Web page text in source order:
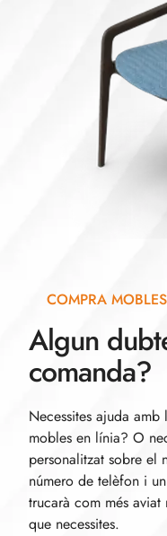
COMPRA
Algun
comanda?
Necessites ajuda
mobles en línia? O
personalitzat sobre el
número de telèfon i
trucarà com més
que necessites.